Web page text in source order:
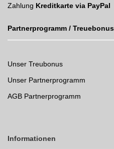
Zahlung Kreditkarte via PayPal
Partnerprogramm / Treuebonus
Unser Treubonus
Unser Partnerprogramm
AGB Partnerprogramm
Informationen